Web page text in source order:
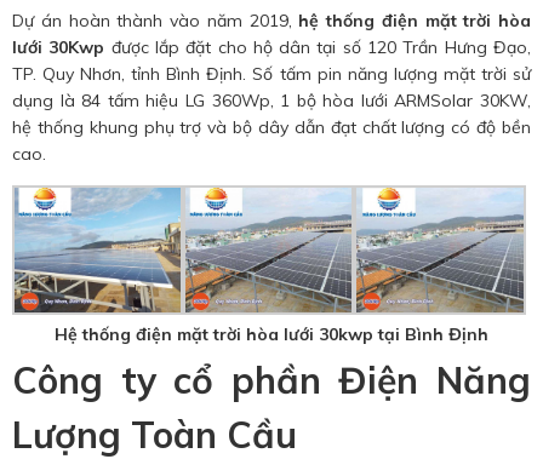
Dự án hoàn thành vào năm 2019, hệ thống điện mặt trời hòa
lưới 30Kwp được lắp đặt cho hộ dân tại số 120 Trần Hưng Đạo,
TP. Quy Nhơn, tỉnh Bình Định. Số tấm pin năng lượng mặt trời sử
dụng là 84 tấm hiệu LG 360Wp, 1 bộ hòa lưới ARMSolar 30KW,
hệ thống khung phụ trợ và bộ dây dẫn đạt chất lượng có độ bền
cao.
Hệ thống điện mặt trời hòa lưới 30kwp tại Bình Định
Công ty cổ phần Điện Năng
Lượng Toàn Cầu